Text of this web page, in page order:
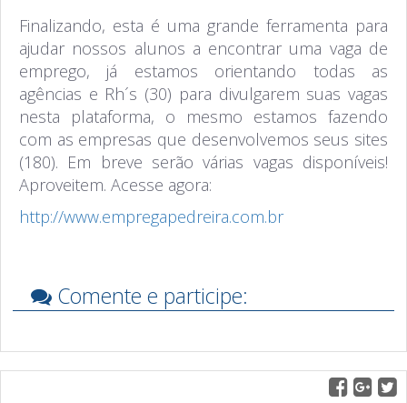
Finalizando, esta é uma grande ferramenta para
ajudar nossos alunos a encontrar uma vaga de
emprego, já estamos orientando todas as
agências e Rh´s (30) para divulgarem suas vagas
nesta plataforma, o mesmo estamos fazendo
com as empresas que desenvolvemos seus sites
(180). Em breve serão várias vagas disponíveis!
Aproveitem. Acesse agora:
http://www.empregapedreira.com.br
Comente e participe: